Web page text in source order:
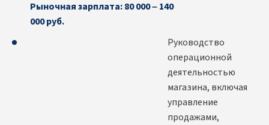
Рыночная зарплата: 80 000 – 140
000 руб.
Руководство
операционной
деятельностью
магазина, включая
управление
продажами,